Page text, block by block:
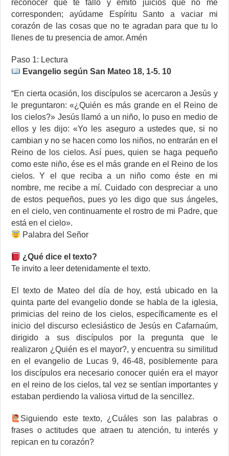
reconocer que te fallo y emito juicios que no me
corresponden; ayúdame Espíritu Santo a vaciar mi
corazón de las cosas que no te agradan para que tu lo
llenes de tu presencia de amor. Amén
Paso 1: Lectura
Evangelio según San Mateo 18, 1-5. 10
“En cierta ocasión, los discípulos se acercaron a Jesús y
le preguntaron: «¿Quién es más grande en el Reino de
los cielos?» Jesús llamó a un niño, lo puso en medio de
ellos y les dijo: «Yo les aseguro a ustedes que, si no
cambian y no se hacen como los niños, no entrarán en el
Reino de los cielos. Así pues, quien se haga pequeño
como este niño, ése es el más grande en el Reino de los
cielos. Y el que reciba a un niño como éste en mi
nombre, me recibe a mí. Cuidado con despreciar a uno
de estos pequeños, pues yo les digo que sus ángeles,
en el cielo, ven continuamente el rostro de mi Padre, que
está en el cielo».
Palabra del Señor
¿Qué dice el texto?
Te invito a leer detenidamente el texto.
El texto de Mateo del día de hoy, está ubicado en la
quinta parte del evangelio donde se habla de la iglesia,
primicias del reino de los cielos, específicamente es el
inicio del discurso eclesiástico de Jesús en Cafarnaúm,
dirigido a sus discípulos por la pregunta que le
realizaron ¿Quién es el mayor?, y encuentra su similitud
en el evangelio de Lucas 9, 46-48, posiblemente para
los discípulos era necesario conocer quién era el mayor
en el reino de los cielos, tal vez se sentían importantes y
estaban perdiendo la valiosa virtud de la sencillez.
Siguiendo este texto, ¿Cuáles son las palabras o
frases o actitudes que atraen tu atención, tu interés y
repican en tu corazón?